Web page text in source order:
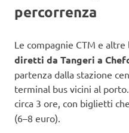
percorrenza
Le compagnie CTM e
diretti da Tangeri a
partenza dalla stazione
terminal bus vicini al
circa 3 ore, con biglietti
(6–8 euro).